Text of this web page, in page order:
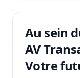
Au sein
AV
Votre